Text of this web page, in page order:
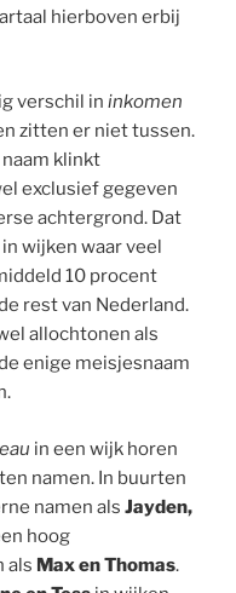
hierboven erbij
verschil in inkomen
zitten er niet tussen.
naam klinkt
exclusief gegeven
achtergrond. Dat
wijken waar veel
10 procent
rest van Nederland.
allochtonen als
enige meisjesnaam
in een wijk horen
namen. In buurten
namen als Jayden,
hoog
als Max en Thomas.